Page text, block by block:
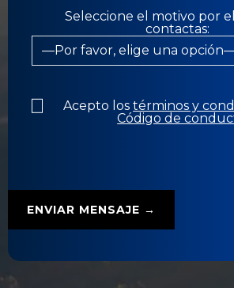
Seleccione el motivo por
contactas:
Acepto lostérminos y
Código de